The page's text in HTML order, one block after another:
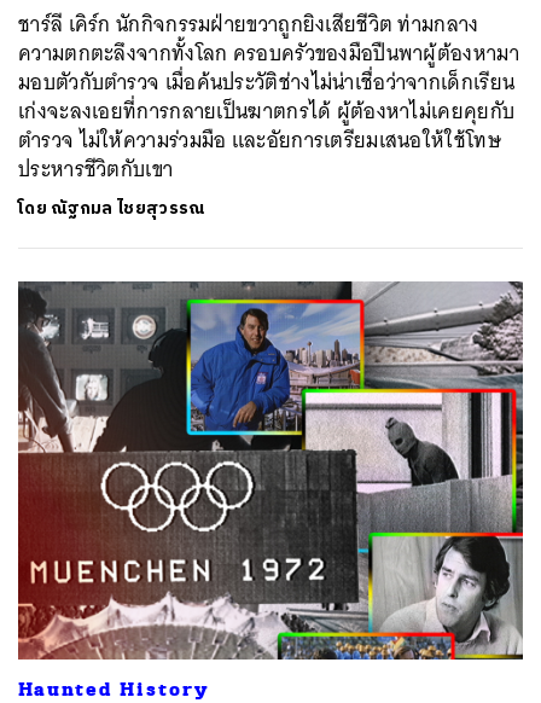
ชาร์ลี เคิร์ก นักกิจกรรมฝ่ายขวาถูกยิงเสียชีวิต ท่ามกลาง
ความตกตะลึงจากทั้งโลก ครอบครัวของมือปืนพาผู้ต้องหามา
มอบตัวกับตำรวจ เมื่อค้นประวัติช่างไม่น่าเชื่อว่าจากเด็กเรียน
เก่งจะลงเอยที่การกลายเป็นฆาตกรได้ ผู้ต้องหาไม่เคยคุยกับ
ตำรวจ ไม่ให้ความร่วมมือ และอัยการเตรียมเสนอให้ใช้โทษ
ประหารชีวิตกับเขา
โดย ณัฐกมล ไชยสุวรรณ
Haunted History